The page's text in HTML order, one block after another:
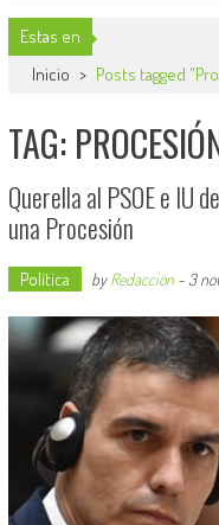
Estas en
Inicio > Posts tagged
TAG:
Querella al PSOE e IU
una Procesión
Política byRedaccion- 3